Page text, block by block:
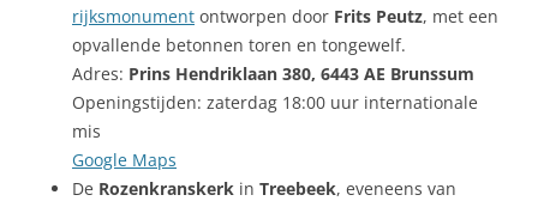
rijksmonument ontworpen door Frits Peutz, met een
opvallende betonnen toren en tongewelf.
Adres: Prins Hendriklaan 380, 6443 AE Brunssum
Openingstijden: zaterdag 18:00 uur internationale
mis
Google Maps
De Rozenkranskerk in Treebeek, eveneens van